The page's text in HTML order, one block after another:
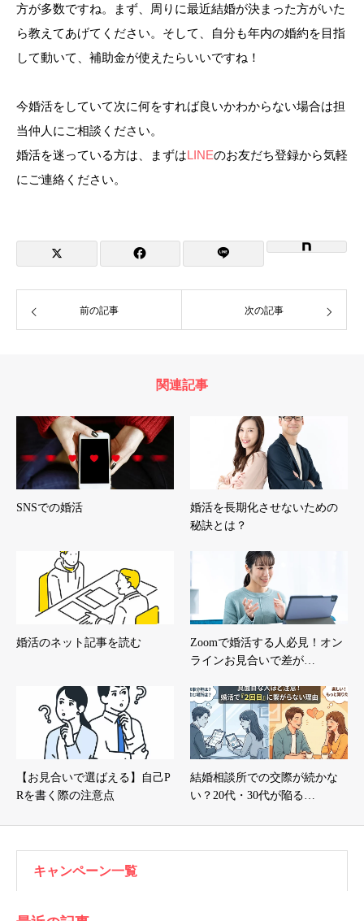
方が多数ですね。まず、周りに最近結婚が決まった方がいた
ら教えてあげてください。そして、自分も年内の婚約を目指
して動いて、補助金が使えたらいいですね！
今婚活をしていて次に何をすれば良いかわからない場合は担
当仲人にご相談ください。
婚活を迷っている方は、まずはLINEのお友だち登録から気軽
にご連絡ください。
前の記事 次の記事
関連記事
SNSでの婚活
婚活を長期化させないための
秘訣とは？
婚活のネット記事を読む
Zoomで婚活する人必見！オン
ラインお見合いで差が…
【お見合いで選ばえる】自己P
Rを書く際の注意点
結婚相談所での交際が続かな
い？20代・30代が陥る…
キャンペーン一覧